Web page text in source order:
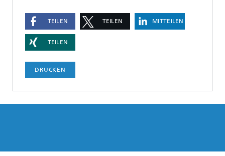
TEILEN TEILEN MITTEILEN
TEILEN
DRUCKEN